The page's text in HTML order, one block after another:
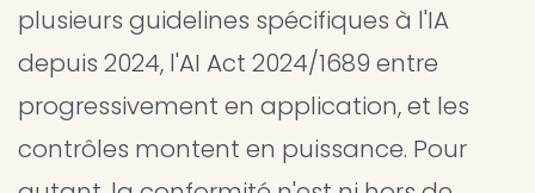
plusieurs guidelines spécifiques à l'IA
depuis 2024, l'AI Act 2024/1689 entre
progressivement en application, et les
contrôles montent en puissance. Pour